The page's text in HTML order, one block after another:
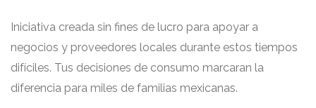
Iniciativa creada sin fines de lucro para apoyar a
negocios y proveedores locales durante estos tiempos
difíciles. Tus decisiones de consumo marcaran la
diferencia para miles de familias mexicanas.